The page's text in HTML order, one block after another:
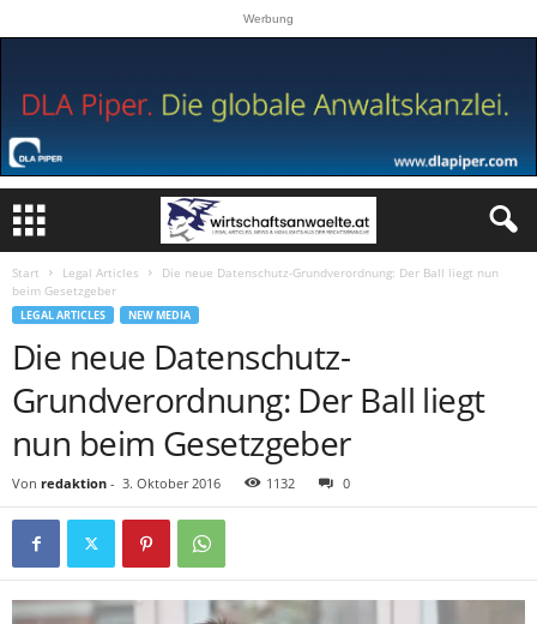
Werbung
Start Legal Articles
Die neue Datenschutz-Grundverordnung: Der Ball liegt nun
beim Gesetzgeber
LEGAL ARTICLES NEW MEDIA
Die neue Datenschutz-
Grundverordnung: Der Ball liegt
nun beim Gesetzgeber
Von redaktion - 3. Oktober 2016 1132 0